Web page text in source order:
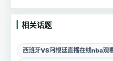
相关话题
西班牙VS阿根廷直播在线nba观